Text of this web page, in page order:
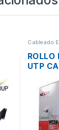
Cableado
ROLLO
UTP